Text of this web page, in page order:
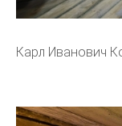
Карл Иванович